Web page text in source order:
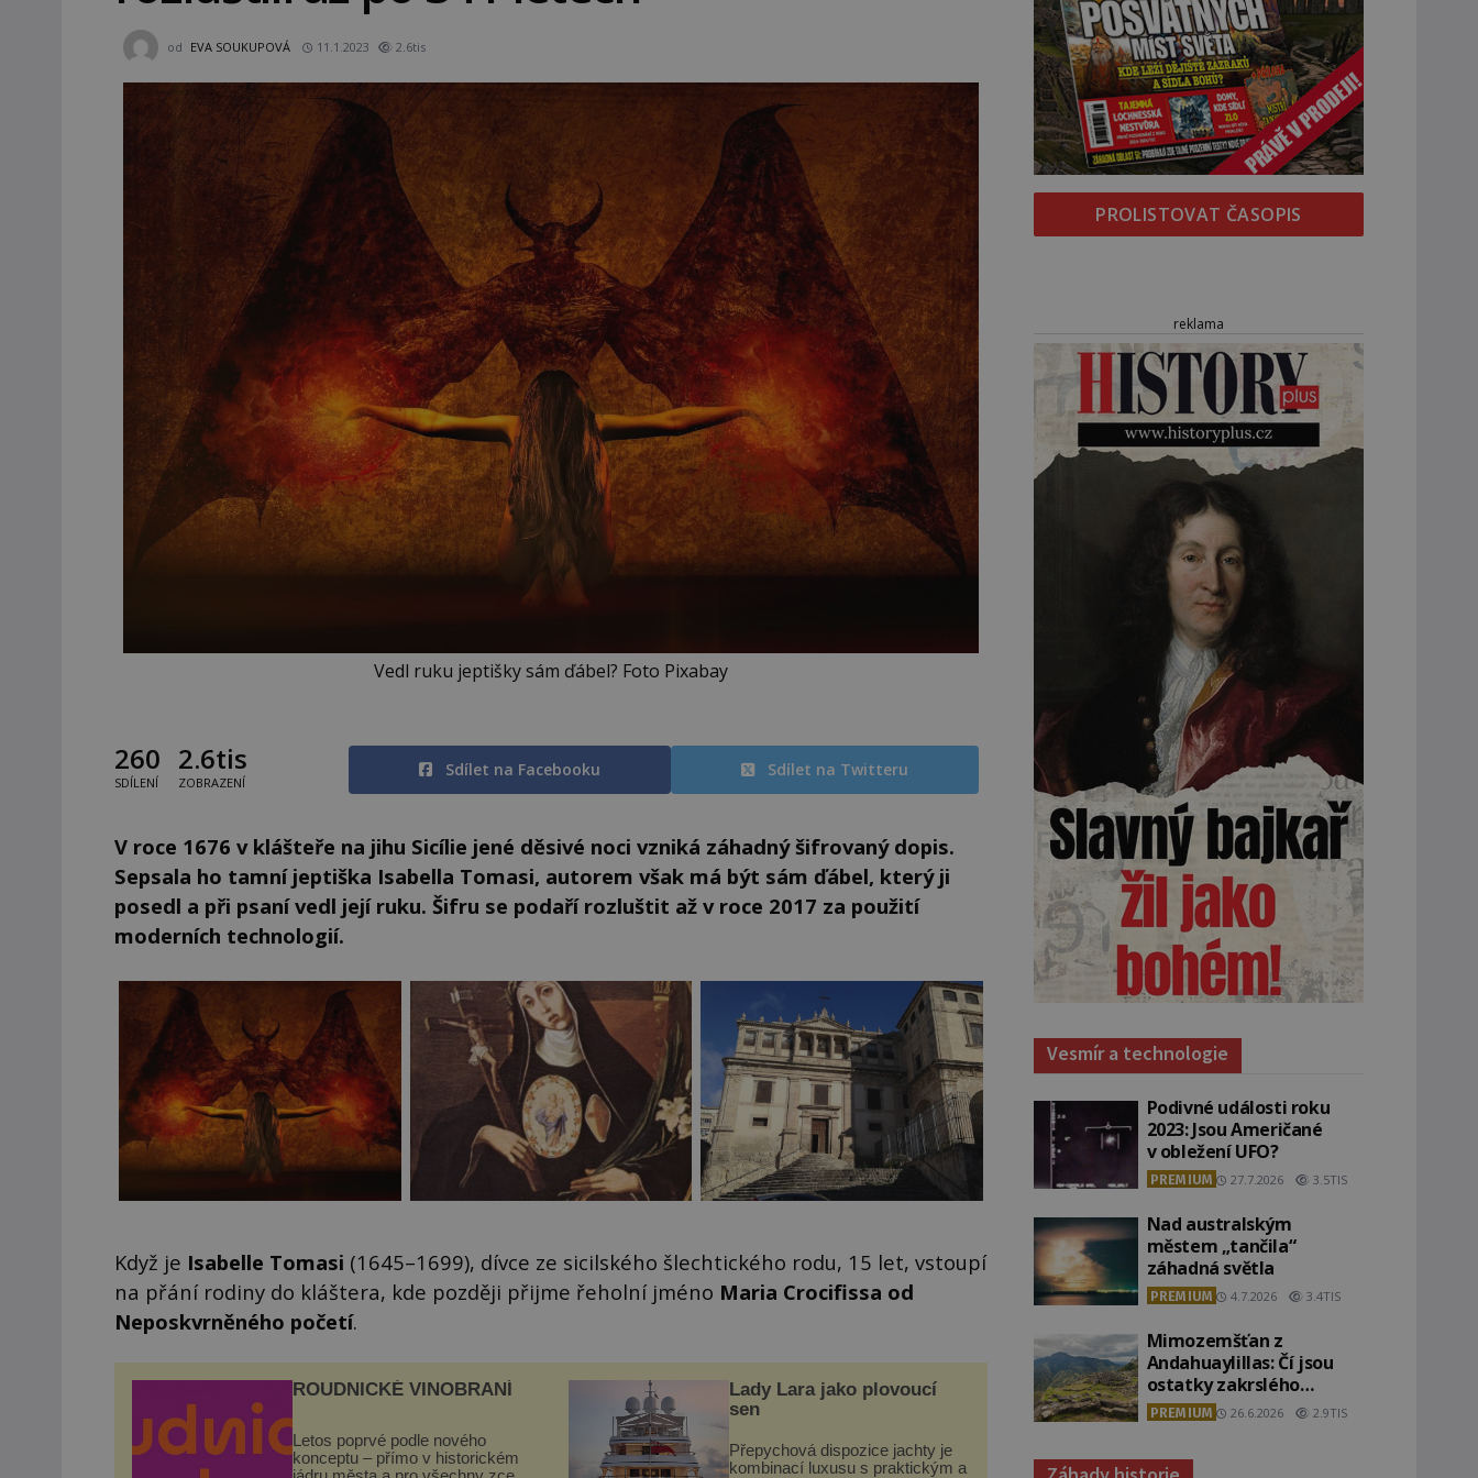
od EVA SOUKUPOVÁ 11.1.2023 2.6tis
Vedl ruku jeptišky sám ďábel? Foto Pixabay
260
SDÍLENÍ
2.6tis
ZOBRAZENÍ
Sdílet na Facebooku Sdílet na Twitteru
V roce 1676 v klášteře na jihu Sicílie jené děsivé noci vzniká záhadný šifrovaný dopis.
Sepsala ho tamní jeptiška Isabella Tomasi, autorem však má být sám ďábel, který ji
posedl a při psaní vedl její ruku. Šifru se podaří rozluštit až v roce 2017 za použití
moderních technologií.
Když je Isabelle Tomasi (1645–1699), dívce ze sicilského šlechtického rodu, 15 let, vstoupí
na přání rodiny do kláštera, kde později přijme řeholní jméno Maria Crocifissa od
Neposkvrněného početí.
ROUDNICKÉ VINOBRANÍ
Letos poprvé podle nového
konceptu – přímo v historickém
Lady Lara jako plovoucí
sen
Přepychová dispozice jachty je
kombinací luxusu s praktickým a
PROLISTOVAT ČASOPIS
reklama
Vesmír a technologie
Podivné události roku
2023: Jsou Američané
v obležení UFO?
PREMIUM 27.7.2026 3.5TIS
Nad australským
městem „tančila“
záhadná světla
PREMIUM 4.7.2026 3.4TIS
Mimozemšťan z
Andahuaylillas: Čí jsou
ostatky zakrslého
stvoření s ohromnou
lebkou?
PREMIUM 26.6.2026 2.9TIS